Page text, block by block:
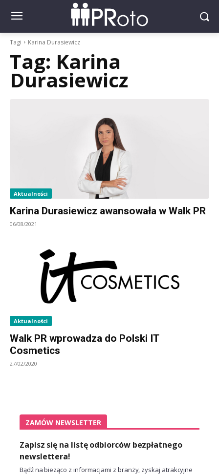
Tagi Karina Durasiewicz
Tag: Karina
Durasiewicz
Aktualności
Karina Durasiewicz awansowała w Walk PR
06/08/2021
Aktualności
Walk PR wprowadza do Polski IT
Cosmetics
27/02/2020
ZAMÓW NEWSLETTER
Zapisz się na listę odbiorców bezpłatnego
newslettera!
Bądź na bieżąco z informacjami z branży, zyskaj atrakcyjne